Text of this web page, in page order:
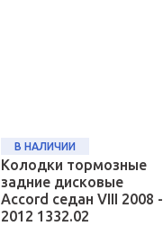
В НАЛИЧИИ
Колодки тормозные
задние дисковые
Accord седан VIII 2008 -
2012 1332.02